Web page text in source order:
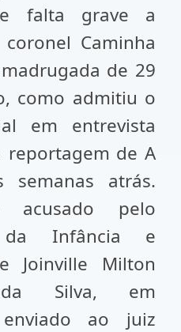
falta grave a
Caminha
de 29
como admitiu o
em entrevista
reportagem de A
semanas atrás.
acusado pelo
da Infância e
Joinville Milton
da Silva, em
ao juiz